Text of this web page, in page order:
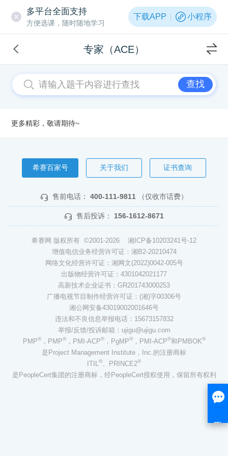
多平台全面支持
方便选课，随时随地学习
下载APP 小程序
专家（ACE）
查找
更多精彩，敬请期待~
希赛百家号 关于我们 证书查询
售前电话： 400-111-9811 （仅收市话费）
售后投诉： 156-1612-8671
希赛网 版权所有 ©2001-2026 湘ICP备10203241号-12
增值电信业务经营许可证：湘B2-20210474
网络文化经营许可证：湘网文(2022)0042-005号
出版物经营许可证：4301042021177
高新技术企业证书：GR201743000253
广播电视节目制作经营许可证：(湘)字00306号
湘公网安备43019002001646号
违法和不良信息举报电话：15673157832
举报/反馈/投诉邮箱：ujigu@ujigu.com
PMP®，PMP®，PMI-ACP®，PgMP®，PMI-ACP®和PMBOK®
是Project Management Institute，Inc.的注册商标
ITIL®、PRINCE2®
是PeopleCert集团的注册商标，经PeopleCert授权使用，保留所有权利